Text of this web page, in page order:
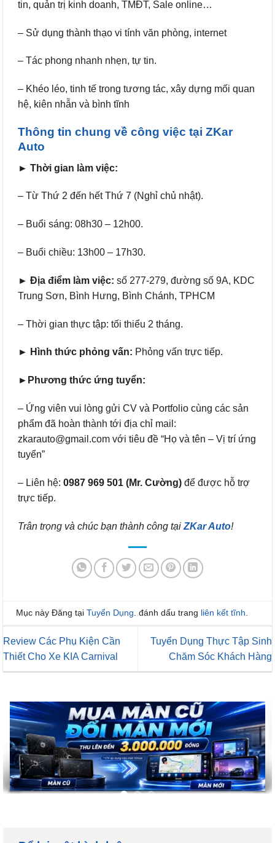
tin, quản trị kinh doanh, TMĐT, Sale online…
– Sử dụng thành thạo vi tính văn phòng, internet
– Tác phong nhanh nhẹn, tự tin.
– Khéo léo, tinh tế trong tương tác, xây dựng mối quan
hệ, kiên nhẫn và bình tĩnh
Thông tin chung về công việc tại ZKar
Auto
► Thời gian làm việc:
– Từ Thứ 2 đến hết Thứ 7 (Nghỉ chủ nhật).
– Buổi sáng: 08h30 – 12h00.
– Buổi chiều: 13h00 – 17h30.
► Địa điểm làm việc: số 277-279, đường số 9A, KDC
Trung Sơn, Bình Hưng, Bình Chánh, TPHCM
– Thời gian thực tập: tối thiểu 2 tháng.
► Hình thức phỏng vấn: Phỏng vấn trực tiếp.
►Phương thức ứng tuyển:
– Ứng viên vui lòng gửi CV và Portfolio cùng các sản
phẩm đã hoàn thành tới địa chỉ mail:
zkarauto@gmail.com với tiêu đề “Họ và tên – Vị trí ứng
tuyển”
– Liên hệ: 0987 969 501 (Mr. Cường) để được hỗ trợ
trực tiếp.
Trân trọng và chúc bạn thành công tại ZKar Auto!
Mục này Đăng tại Tuyển Dụng. đánh dấu trang liên kết tĩnh.
Review Các Phụ Kiện Cần
Thiết Cho Xe KIA Carnival
Tuyển Dụng Thực Tập Sinh
Chăm Sóc Khách Hàng